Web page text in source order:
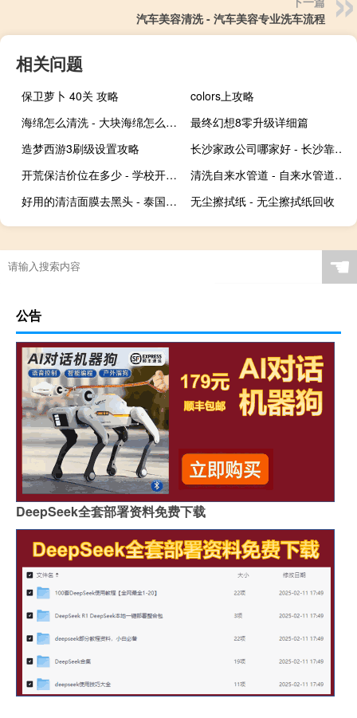
汽车美容清洗 - 汽车美容专业洗车流程
相关问题
保卫萝卜 40关 攻略
colors上攻略
海绵怎么清洗 - 大块海绵怎么清洗干净
最终幻想8零升级详细篇
造梦西游3刷级设置攻略
长沙家政公司哪家好 - 长沙靠谱家政公司
开荒保洁价位在多少 - 学校开荒保洁多少钱一平
清洗自来水管道 - 自来水管道怎么清洗
好用的清洁面膜去黑头 - 泰国去黑头千万别用
无尘擦拭纸 - 无尘擦拭纸回收
☚
公告
DeepSeek全套部署资料免费下载